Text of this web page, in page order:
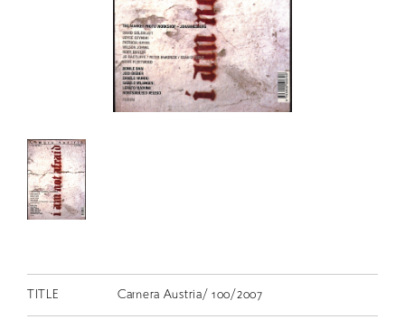
RETRACE
コンサート
動画
スカラシップ受賞者
TITLE Camera Austria/ 100/2007